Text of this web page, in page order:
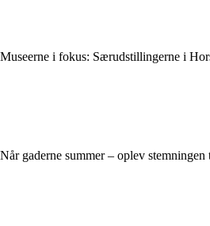
Museerne i fokus: Særudstillingerne i
Når gaderne summer – oplev stemningen